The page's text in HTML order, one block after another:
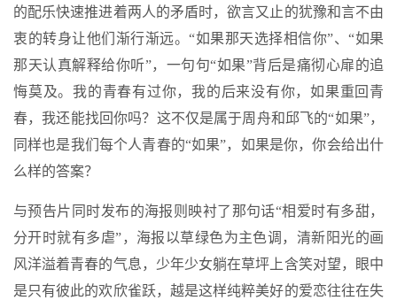
的配乐快速推进着两人的矛盾时，欲言又止的犹豫和言不由
衷的转身让他们渐行渐远。“如果那天选择相信你”、“如果
那天认真解释给你听”，一句句“如果”背后是痛彻心扉的追
悔莫及。我的青春有过你，我的后来没有你，如果重回青
春，我还能找回你吗？这不仅是属于周舟和邱飞的“如果”，
同样也是我们每个人青春的“如果”，如果是你，你会给出什
么样的答案？
与预告片同时发布的海报则映衬了那句话“相爱时有多甜，
分开时就有多虐”，海报以草绿色为主色调，清新阳光的画
风洋溢着青春的气息，少年少女躺在草坪上含笑对望，眼中
是只有彼此的欢欣雀跃，越是这样纯粹美好的爱恋往往在失